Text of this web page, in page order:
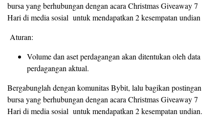
bursa yang berhubungan dengan acara Christmas Giveaway 7
Hari di media sosial untuk mendapatkan 2 kesempatan undian
Aturan:
Volume dan aset perdagangan akan ditentukan oleh data
perdagangan aktual.
Bergabunglah dengan komunitas Bybit, lalu bagikan postingan
bursa yang berhubungan dengan acara Christmas Giveaway 7
Hari di media sosial untuk mendapatkan 2 kesempatan undian.